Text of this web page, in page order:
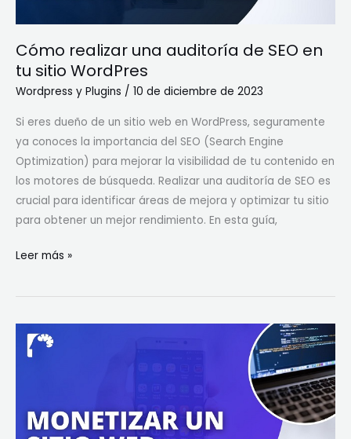
Cómo realizar una auditoría de SEO en
tu sitio WordPres
Wordpress y Plugins / 10 de diciembre de 2023
Si eres dueño de un sitio web en WordPress, seguramente
ya conoces la importancia del SEO (Search Engine
Optimization) para mejorar la visibilidad de tu contenido en
los motores de búsqueda. Realizar una auditoría de SEO es
crucial para identificar áreas de mejora y optimizar tu sitio
para obtener un mejor rendimiento. En esta guía,
Leer más »
Cómo
monetizar
plugins
de